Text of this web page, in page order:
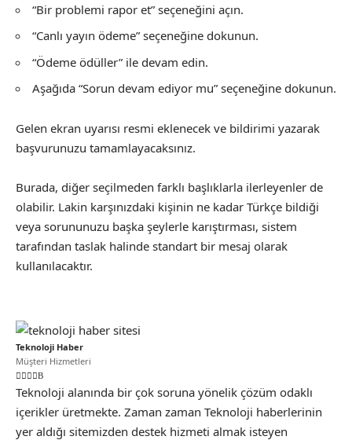
“Bir problemi rapor et” seçeneğini açın.
“Canlı yayın ödeme” seçeneğine dokunun.
“Ödeme ödüller” ile devam edin.
Aşağıda “Sorun devam ediyor mu” seçeneğine dokunun.
Gelen ekran uyarısı resmi eklenecek ve bildirimi yazarak
başvurunuzu tamamlayacaksınız.
Burada, diğer seçilmeden farklı başlıklarla ilerleyenler de
olabilir. Lakin karşınızdaki kişinin ne kadar Türkçe bildiği
veya sorununuzu başka şeylerle karıştırması, sistem
tarafından taslak halinde standart bir mesaj olarak
kullanılacaktır.
Teknoloji Haber
Müşteri Hizmetleri
Teknoloji alanında bir çok soruna yönelik çözüm odaklı
içerikler üretmekte. Zaman zaman Teknoloji haberlerinin
yer aldığı sitemizden destek hizmeti almak isteyen